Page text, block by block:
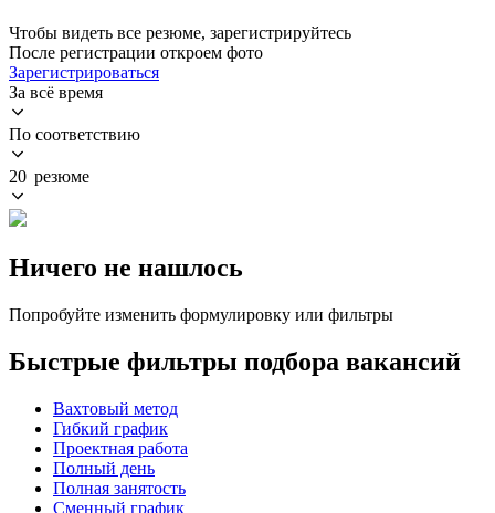
Чтобы видеть все резюме, зарегистрируйтесь
После регистрации откроем фото
Зарегистрироваться
За всё время
По соответствию
20 резюме
Ничего не нашлось
Попробуйте изменить формулировку или фильтры
Быстрые фильтры подбора вакансий
Вахтовый метод
Гибкий график
Проектная работа
Полный день
Полная занятость
Сменный график